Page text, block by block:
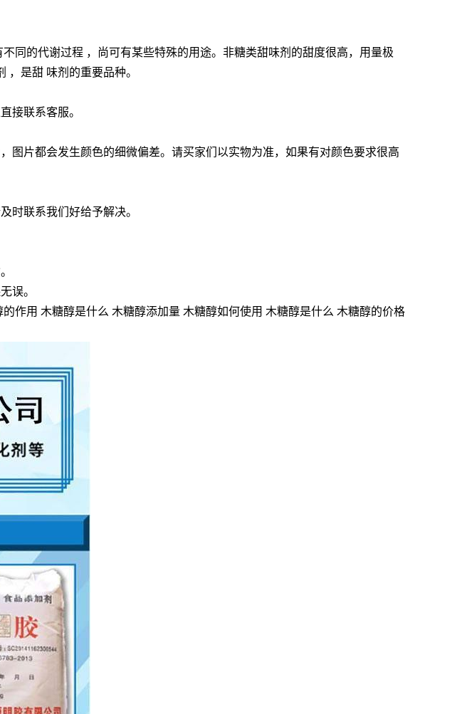
同的代谢过程 ，尚可有某些特殊的用途。非糖类甜味剂的甜度很高，用量极
是甜 味剂的重要品种。
接联系客服。
图片都会发生颜色的细微偏差。请买家们以实物为准，如果有对颜色要求很高
时联系我们好给予解决。
误。
作用 木糖醇是什么 木糖醇添加量 木糖醇如何使用 木糖醇是什么 木糖醇的价格